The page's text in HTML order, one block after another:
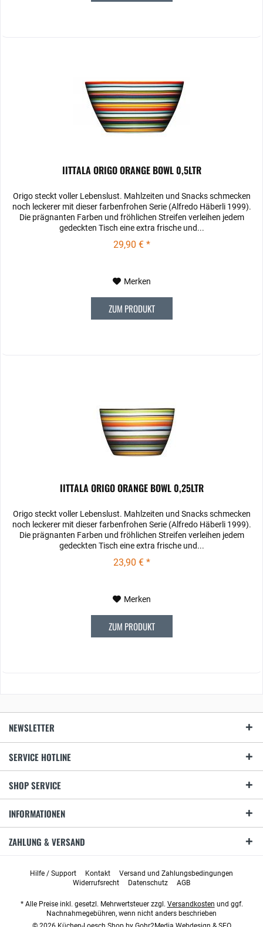
IITTALA ORIGO ORANGE BOWL 0,5LTR
Origo steckt voller Lebenslust. Mahlzeiten und Snacks schmecken
noch leckerer mit dieser farbenfrohen Serie (Alfredo Häberli 1999).
Die prägnanten Farben und fröhlichen Streifen verleihen jedem
gedeckten Tisch eine extra frische und...
29,90 € *
Merken
ZUM PRODUKT
IITTALA ORIGO ORANGE BOWL 0,25LTR
Origo steckt voller Lebenslust. Mahlzeiten und Snacks schmecken
noch leckerer mit dieser farbenfrohen Serie (Alfredo Häberli 1999).
Die prägnanten Farben und fröhlichen Streifen verleihen jedem
gedeckten Tisch eine extra frische und...
23,90 € *
Merken
ZUM PRODUKT
NEWSLETTER
SERVICE HOTLINE
SHOP SERVICE
INFORMATIONEN
ZAHLUNG & VERSAND
Hilfe / Support Kontakt
Versand und Zahlungsbedingungen
Widerrufsrecht
Datenschutz AGB
* Alle Preise inkl. gesetzl. Mehrwertsteuer zzgl. Versandkosten und ggf.
Nachnahmegebühren, wenn nicht anders beschrieben